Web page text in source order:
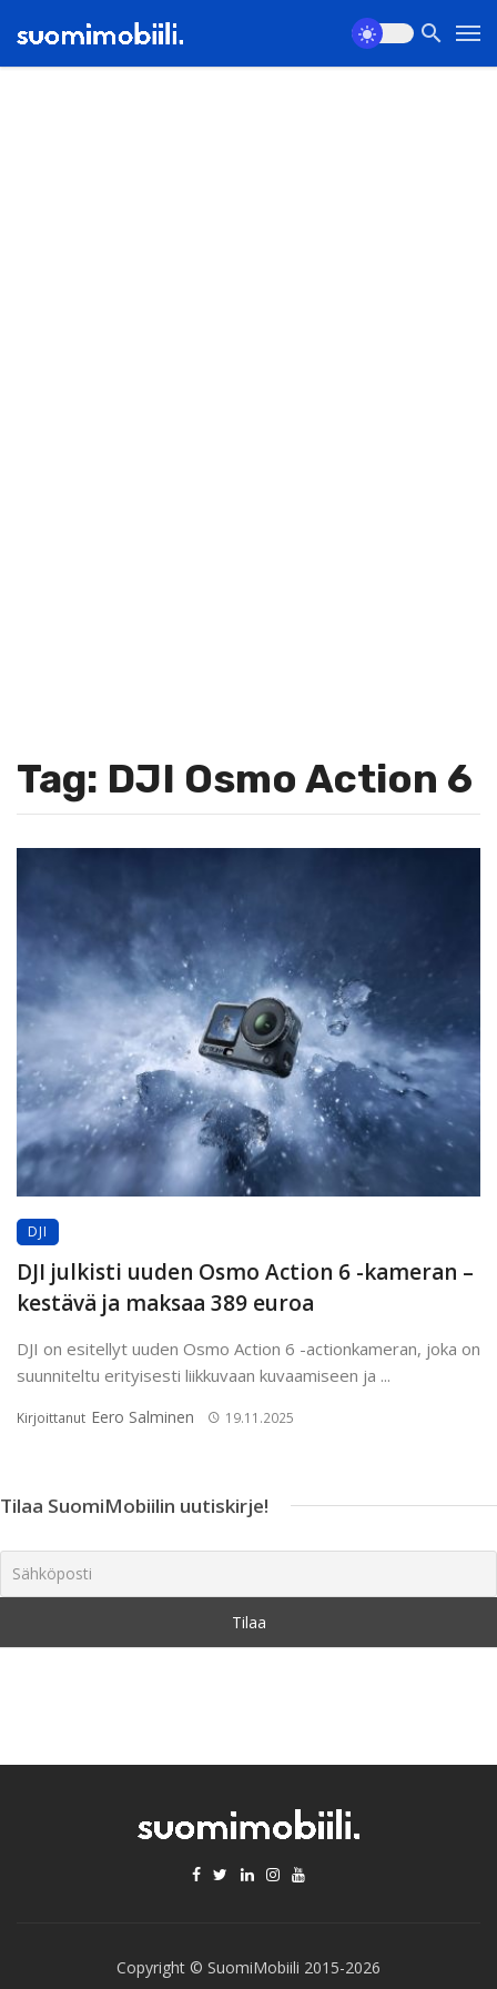
Tag: DJI Osmo Action 6
DJI
DJI julkisti uuden Osmo Action 6 -kameran –
kestävä ja maksaa 389 euroa
DJI on esitellyt uuden Osmo Action 6 -actionkameran, joka on
suunniteltu erityisesti liikkuvaan kuvaamiseen ja ...
Kirjoittanut Eero Salminen 19.11.2025
Tilaa SuomiMobiilin uutiskirje!
Copyright © SuomiMobiili 2015-2026